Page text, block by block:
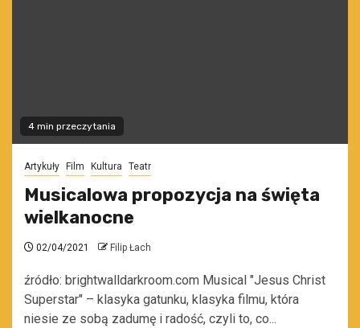
4 min przeczytania
Artykuły Film Kultura Teatr
Musicalowa propozycja na święta
wielkanocne
02/04/2021 Filip Łach
źródło: brightwalldarkroom.com Musical "Jesus Christ
Superstar" – klasyka gatunku, klasyka filmu, która
niesie ze sobą zadumę i radość, czyli to, co...